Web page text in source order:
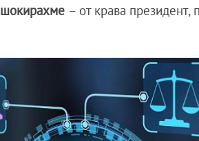
шокирахме – от крава